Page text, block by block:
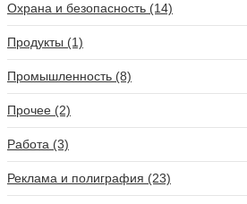
Охрана и безопасность (14)
Продукты (1)
Промышленность (8)
Прочее (2)
Работа (3)
Реклама и полиграфия (23)